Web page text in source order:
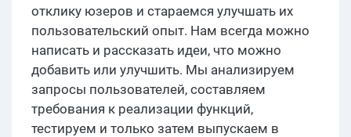
отклику юзеров и стараемся улучшать их
пользовательский опыт. Нам всегда можно
написать и рассказать идеи, что можно
добавить или улучшить. Мы анализируем
запросы пользователей, составляем
требования к реализации функций,
тестируем и только затем выпускаем в